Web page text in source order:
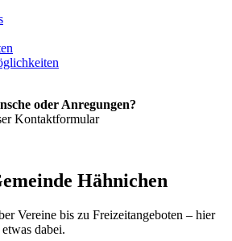
oder Anregungen?
Kontaktformular
Hähnichen
Vereine bis zu Freizeitangeboten – hier
dabei.